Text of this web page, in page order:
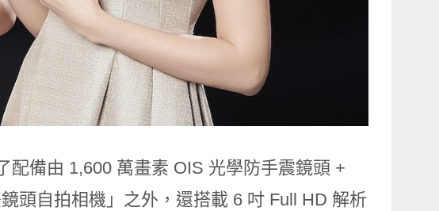
配備由 1,600 萬畫素 OIS 光學防手震鏡頭 +
頭自拍相機」之外，還搭載 6 吋 Full HD 解析